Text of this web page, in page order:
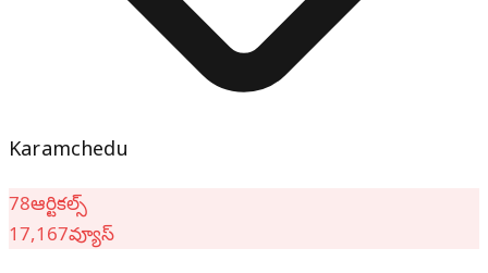
Karamchedu
78ఆర్టికల్స్
17,167వ్యూస్